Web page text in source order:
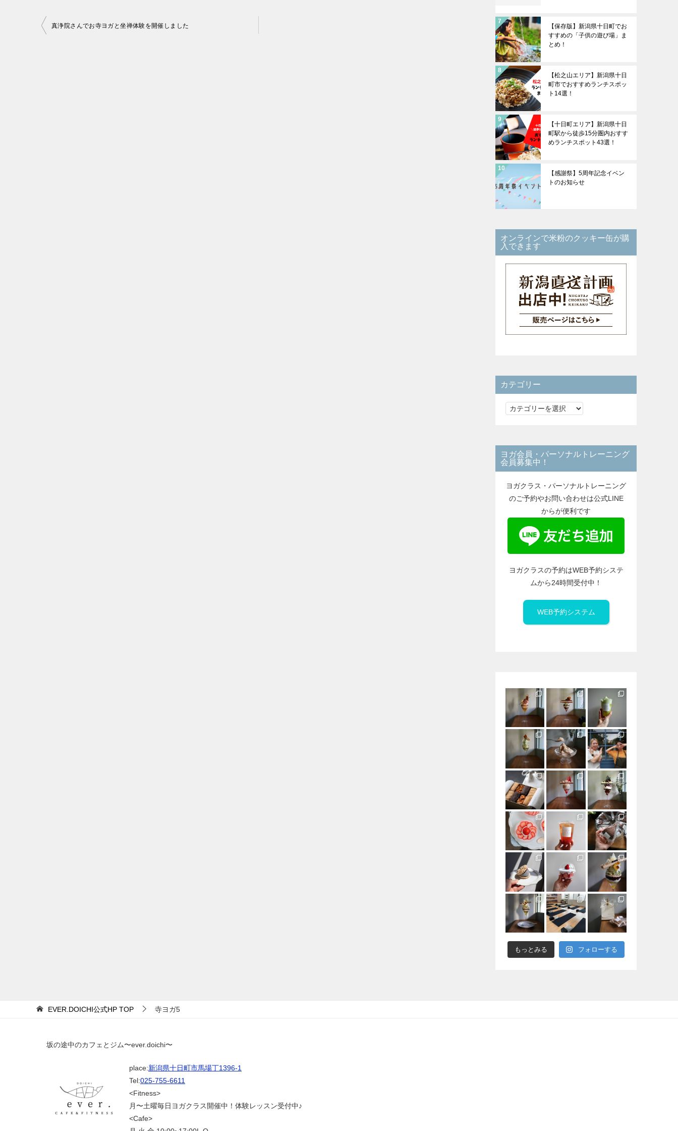
投
真浄院さんでお寺ヨガと坐禅体験を開催しました
【保存版】新潟県十日町でお
すすめの「子供の遊び場」ま
とめ！
【松之山エリア】新潟県十日
町市でおすすめランチスポッ
ト14選！
【十日町エリア】新潟県十日
町駅から徒歩15分圏内おすす
めランチスポット43選！
【感謝祭】5周年記念イベン
トのお知らせ
オンラインで米粉のクッキー缶が購
入できます
カテゴリー
カ
リ
ー
ヨガ会員・パーソナルトレーニング
会員募集中！
ヨガクラス・パーソナルトレーニング
のご予約やお問い合わせは公式LINE
からが便利です
ヨガクラスの予約はWEB予約システ
ムから24時間受付中！
WEB予約システム
もっとみる フォローする
EVER.DOICHI公式HP TOP 寺ヨガ5
坂の途中のカフェとジム〜ever.doichi〜
place:新潟県十日町市馬場丁1396-1
Tel:025-755-6611
<Fitness>
月〜土曜毎日ヨガクラス開催中！体験レッスン受付中♪
<Cafe>